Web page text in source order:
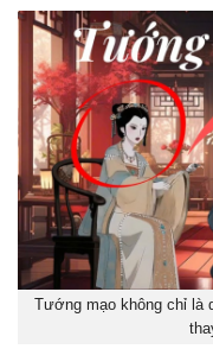
Tướng mạo không chỉ là